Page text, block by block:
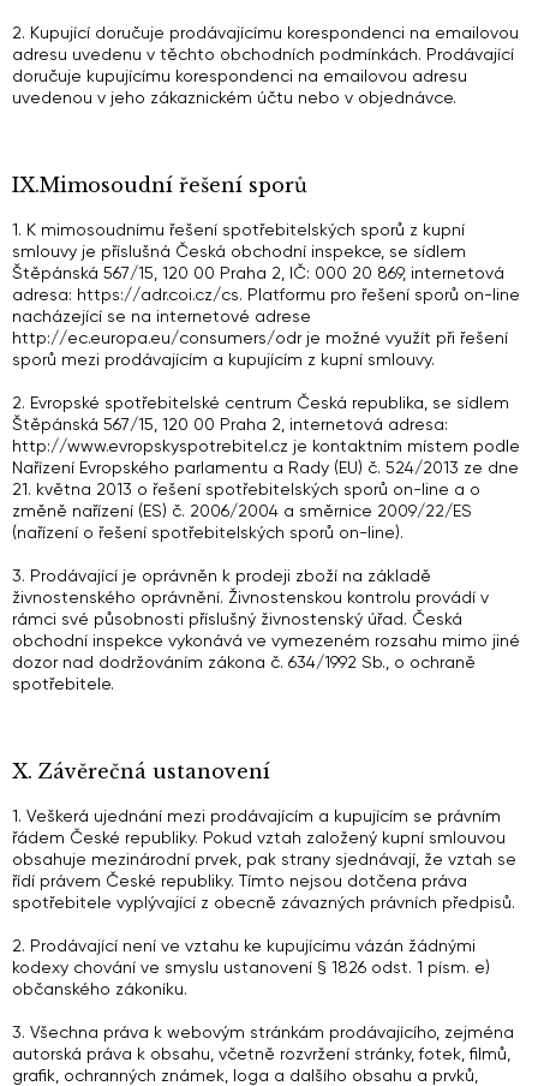
2. Kupující doručuje prodávajícímu korespondenci na emailovou
adresu uvedenu v těchto obchodních podmínkách. Prodávající
doručuje kupujícímu korespondenci na emailovou adresu
uvedenou v jeho zákaznickém účtu nebo v objednávce.
IX.Mimosoudní řešení sporů
1. K mimosoudnímu řešení spotřebitelských sporů z kupní
smlouvy je příslušná Česká obchodní inspekce, se sídlem
Štěpánská 567/15, 120 00 Praha 2, IČ: 000 20 869, internetová
adresa: https://adr.coi.cz/cs. Platformu pro řešení sporů on-line
nacházející se na internetové adrese
http://ec.europa.eu/consumers/odr je možné využít při řešení
sporů mezi prodávajícím a kupujícím z kupní smlouvy.
2. Evropské spotřebitelské centrum Česká republika, se sídlem
Štěpánská 567/15, 120 00 Praha 2, internetová adresa:
http://www.evropskyspotrebitel.cz je kontaktním místem podle
Nařízení Evropského parlamentu a Rady (EU) č. 524/2013 ze dne
21. května 2013 o řešení spotřebitelských sporů on-line a o
změně nařízení (ES) č. 2006/2004 a směrnice 2009/22/ES
(nařízení o řešení spotřebitelských sporů on-line).
3. Prodávající je oprávněn k prodeji zboží na základě
živnostenského oprávnění. Živnostenskou kontrolu provádí v
rámci své působnosti příslušný živnostenský úřad. Česká
obchodní inspekce vykonává ve vymezeném rozsahu mimo jiné
dozor nad dodržováním zákona č. 634/1992 Sb., o ochraně
spotřebitele.
X. Závěrečná ustanovení
1. Veškerá ujednání mezi prodávajícím a kupujícím se právním
řádem České republiky. Pokud vztah založený kupní smlouvou
obsahuje mezinárodní prvek, pak strany sjednávají, že vztah se
řídí právem České republiky. Tímto nejsou dotčena práva
spotřebitele vyplývající z obecně závazných právních předpisů.
2. Prodávající není ve vztahu ke kupujícímu vázán žádnými
kodexy chování ve smyslu ustanovení § 1826 odst. 1 písm. e)
občanského zákoníku.
3. Všechna práva k webovým stránkám prodávajícího, zejména
autorská práva k obsahu, včetně rozvržení stránky, fotek, filmů,
grafik, ochranných známek, loga a dalšího obsahu a prvků,